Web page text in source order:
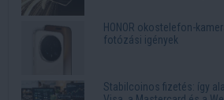
HONOR okostelefon-
fotózási igények
Stabilcoinos fizetés: így